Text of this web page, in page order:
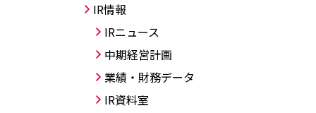
IR情報
IRニュース
中期経営計画
業績・財務データ
IR資料室